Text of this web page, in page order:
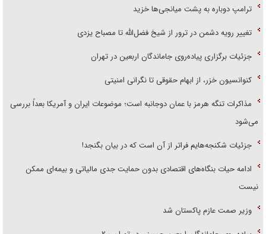
ترامپ دوباره به پشت میانجی‌ها خزید
تغییر رویه دشمن در ترور از شیخ فضل‌الله تا مصباح یزدی
جزئیات برگزاری پیاده‌روی جاماندگان اربعین در تهران
کنوانسیون خزر، از ابهام حقوقی تا نگرانی امنیتی
مذاکرات تنگه هرمز با عمان دوجانبه است؛ موضوعات ایران و آمریکا بعداً بررسی
می‌شود
جزئیات شکنجه‌هایم فراتر از آن است که در بیان بگنجد!
ادامه حیات بنگاه‌های اقتصادی بدون حمایت جدی مالیاتی و بیمه‌ای ممکن
نیست
وزیر صمت عازم پاکستان شد